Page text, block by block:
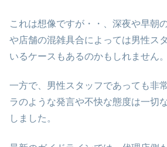
これは想像ですが・・、深夜や早朝
や店舗の混雑具合によっては男性ス
いるケースもあるのかもしれません。
一方で、男性スタッフであっても非
ラのような発言や不快な態度は一切
しました。